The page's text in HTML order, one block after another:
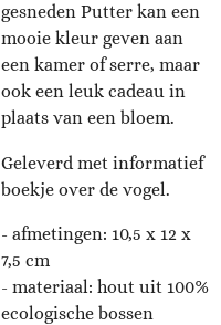
gesneden Putter kan een
mooie kleur geven aan
een kamer of serre, maar
ook een leuk cadeau in
plaats van een bloem.
Geleverd met informatief
boekje over de vogel.
- afmetingen: 10,5 x 12 x
7,5 cm
- materiaal: hout uit 100%
ecologische bossen